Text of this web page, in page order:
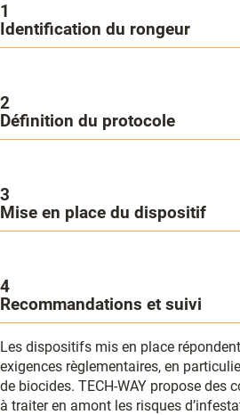
1
Identification du rongeur
2
Définition du protocole
3
Mise en place du dispositif
4
Recommandations et suivi
Les dispositifs mis en place
exigences règlementaires, en
de biocides. TECH-WAY propose des
à traiter en amont les risques